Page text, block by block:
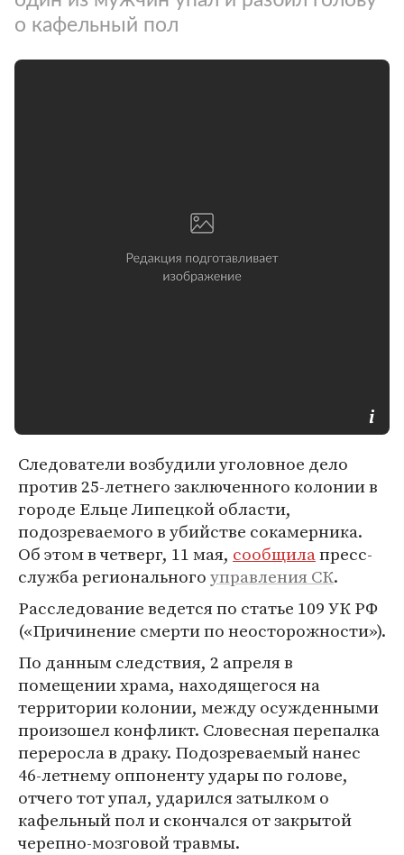
о кафельный пол
Следователи возбудили уголовное дело
против 25-летнего заключенного колонии в
городе Ельце Липецкой области,
подозреваемого в убийстве сокамерника.
Об этом в четверг, 11 мая, сообщилапресс-
служба региональногоуправления СК.
Расследование ведется по статье 109 УК РФ
(«Причинение смерти по неосторожности»).
По данным следствия, 2 апреля в
помещении храма, находящегося на
территории колонии, между осужденными
произошел конфликт. Словесная перепалка
переросла в драку. Подозреваемый нанес
46-летнему оппоненту удары по голове,
отчего тот упал, ударился затылком о
кафельный пол и скончался от закрытой
черепно-мозговой травмы.